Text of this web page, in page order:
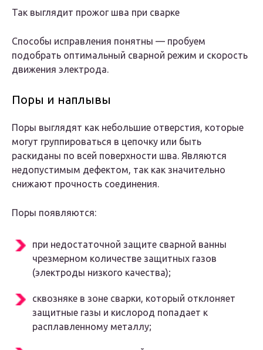
Так выглядит прожог шва при сварке
Способы исправления понятны — пробуем
подобрать оптимальный сварной режим и скорость
движения электрода.
Поры и наплывы
Поры выглядят как небольшие отверстия, которые
могут группироваться в цепочку или быть
раскиданы по всей поверхности шва. Являются
недопустимым дефектом, так как значительно
снижают прочность соединения.
Поры появляются:
при недостаточной защите сварной ванны
чрезмерном количестве защитных газов
(электроды низкого качества);
сквозняке в зоне сварки, который отклоняет
защитные газы и кислород попадает к
расплавленному металлу;